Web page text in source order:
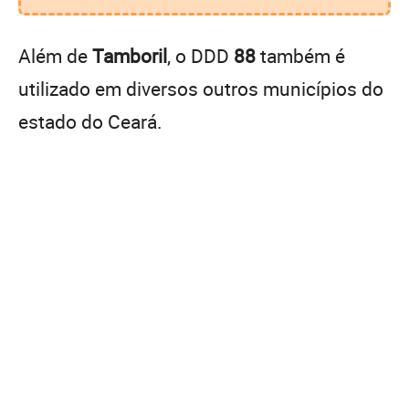
Além deTamboril, o DDD 88também é
utilizado em diversos outros municípios do
estado do Ceará.